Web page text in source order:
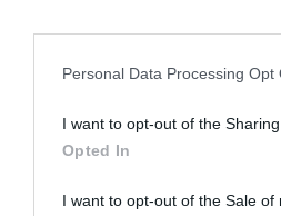
Personal Data Processing Opt
I want to opt-out of the
Opted In
I want to opt-out of the Sale of